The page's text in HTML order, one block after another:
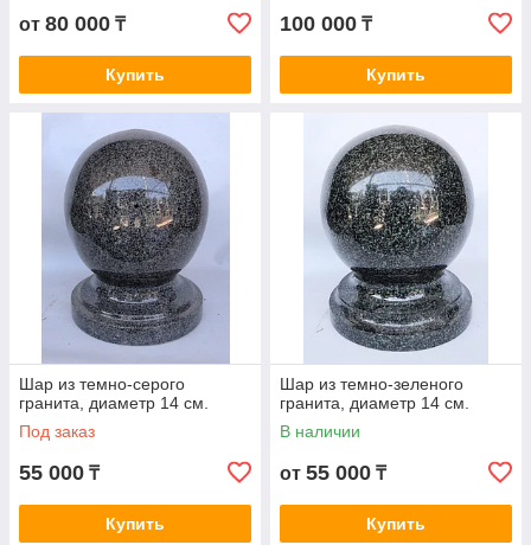
от 80 000 ₸
Купить
100 000 ₸
Купить
Шар из темно-серого
гранита, диаметр 14 см.
Под заказ
55 000 ₸
Купить
Шар из темно-зеленого
гранита, диаметр 14 см.
В наличии
от 55 000 ₸
Купить